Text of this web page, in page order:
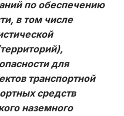
по обеспечению
в том числе
для
транспортной
средств
наземного